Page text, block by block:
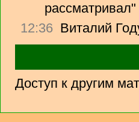
рассматривал"
12:36 Виталий
Доступ к другим